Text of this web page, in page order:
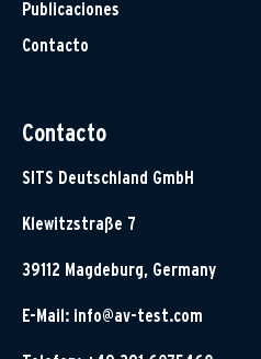
Publicaciones
Contacto
Contacto
SITS Deutschland GmbH
Klewitzstraße 7
39112 Magdeburg, Germany
E-Mail: info@av-test.com